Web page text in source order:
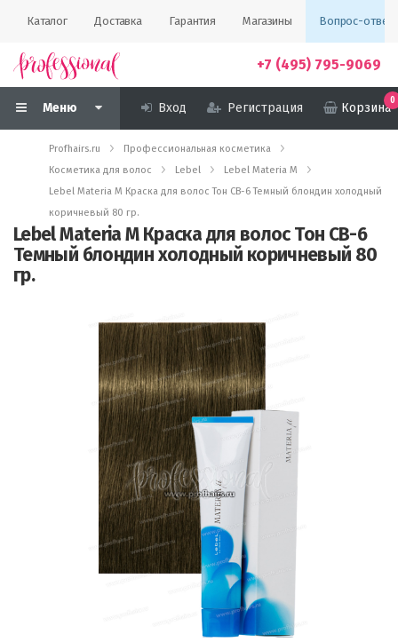
Каталог Доставка Гарантия Магазины Вопрос-ответ
+7 (495) 795-9069
Меню Вход Регистрация Корзина
0
Profhairs.ru
Профессиональная косметика
Косметика для волос
Lebel
Lebel Materia M
Lebel Materia M Краска для волос Тон CB-6 Темный блондин холодный
коричневый 80 гр.
Lebel Materia M Краска для волос Тон CB-6
Темный блондин холодный коричневый 80
гр.